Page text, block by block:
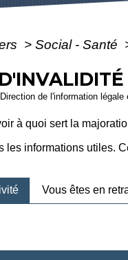
> Social - Santé
de l'information
à quoi sert la
les informations utiles.
Vous êtes en